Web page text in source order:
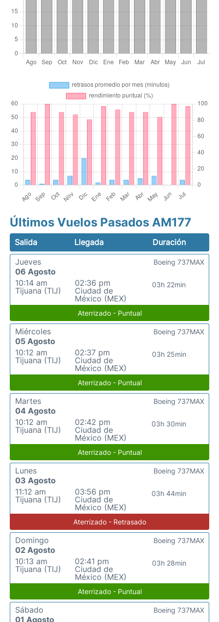
Últimos Vuelos Pasados AM177
Salida Llegada
Duración
Jueves
06 Agosto
10:14 am
Tijuana (TIJ)
02:36 pm
Ciudad de
México (MEX)
03h 22min
Boeing 737MAX
Aterrizado - Puntual
Miércoles
05 Agosto
10:12 am
Tijuana (TIJ)
02:37 pm
Ciudad de
México (MEX)
03h 25min
Boeing 737MAX
Aterrizado - Puntual
Martes
04 Agosto
10:12 am
Tijuana (TIJ)
02:42 pm
Ciudad de
México (MEX)
03h 30min
Boeing 737MAX
Aterrizado - Puntual
Lunes
03 Agosto
11:12 am
Tijuana (TIJ)
03:56 pm
Ciudad de
México (MEX)
03h 44min
Boeing 737MAX
Aterrizado - Retrasado
Domingo
02 Agosto
10:13 am
Tijuana (TIJ)
02:41 pm
Ciudad de
México (MEX)
03h 28min
Boeing 737MAX
Aterrizado - Puntual
Sábado
01 Agosto
Boeing 737MAX